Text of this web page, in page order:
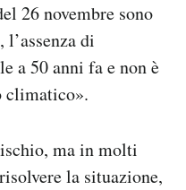
26 novembre sono
di
a 50 anni fa e non è
climatico».
ma in molti
la situazione,